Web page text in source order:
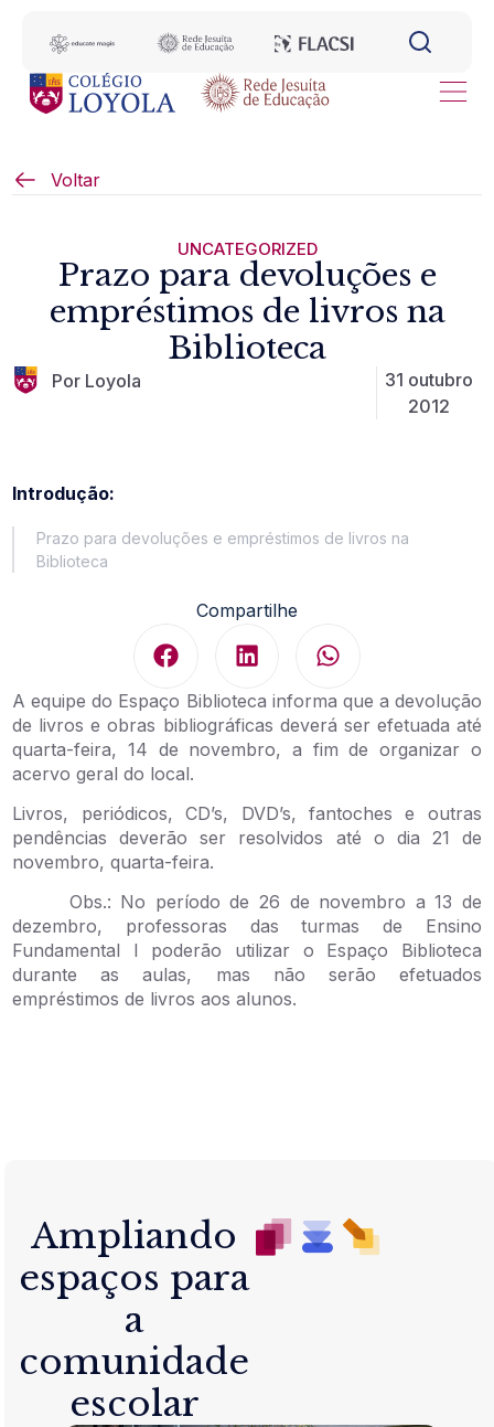
Voltar
UNCATEGORIZED
Prazo para devoluções e
empréstimos de livros na
Biblioteca
Por Loyola
31 outubro
2012
Introdução:
Prazo para devoluções e empréstimos de livros na
Biblioteca
Compartilhe
A equipe do Espaço Biblioteca informa que a devolução
de livros e obras bibliográficas deverá ser efetuada até
quarta-feira, 14 de novembro, a fim de organizar o
acervo geral do local.
Livros, periódicos, CD’s, DVD’s, fantoches e outras
pendências deverão ser resolvidos até o dia 21 de
novembro, quarta-feira.
Obs.: No período de 26 de novembro a 13 de
dezembro, professoras das turmas de Ensino
Fundamental I poderão utilizar o Espaço Biblioteca
durante as aulas, mas não serão efetuados
empréstimos de livros aos alunos.
Ampliando
espaços para
a
comunidade
escolar